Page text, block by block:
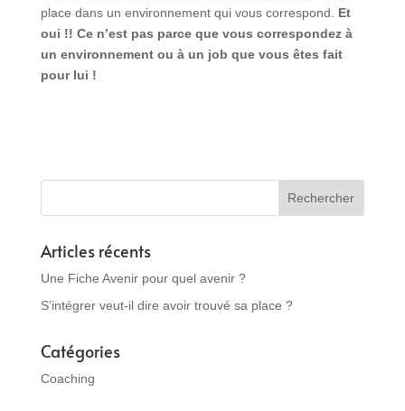
place dans un environnement qui vous correspond. Et
oui !! Ce n’est pas parce que vous correspondez à
un environnement ou à un job que vous êtes fait
pour lui !
Articles récents
Une Fiche Avenir pour quel avenir ?
S’intégrer veut-il dire avoir trouvé sa place ?
Catégories
Coaching